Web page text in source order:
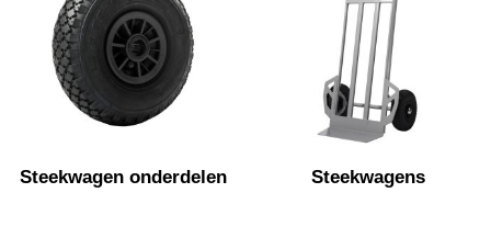
Steekwagen onderdelen Steekwagens